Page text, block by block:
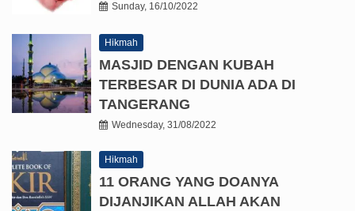
Sunday, 16/10/2022
Hikmah
MASJID DENGAN KUBAH
TERBESAR DI DUNIA ADA DI
TANGERANG
Wednesday, 31/08/2022
Hikmah
11 ORANG YANG DOANYA
DIJANJIKAN ALLAH AKAN